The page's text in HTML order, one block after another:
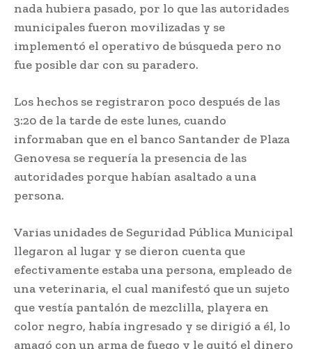
nada hubiera pasado, por lo que las autoridades
municipales fueron movilizadas y se
implementó el operativo de búsqueda pero no
fue posible dar con su paradero.
Los hechos se registraron poco después de las
3:20 de la tarde de este lunes, cuando
informaban que en el banco Santander de Plaza
Genovesa se requería la presencia de las
autoridades porque habían asaltado a una
persona.
Varias unidades de Seguridad Pública Municipal
llegaron al lugar y se dieron cuenta que
efectivamente estaba una persona, empleado de
una veterinaria, el cual manifestó que un sujeto
que vestía pantalón de mezclilla, playera en
color negro, había ingresado y se dirigió a él, lo
amagó con un arma de fuego y le quitó el dinero